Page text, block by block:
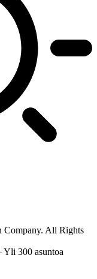
All Rights
Yli 300 asuntoa